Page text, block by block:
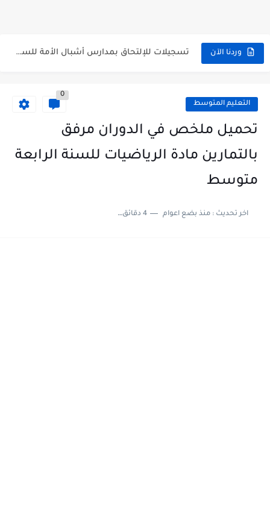
وردنا الآن سحب كشف نقاط شهادة التعليم المتوسط للناجحين 2026 bem.onec.dz releve
الآن سحب كشف نقاط شهادة التعليم المتوسط 2026 bem.onec.dz
استخراج الرقم السري لشهادة التعليم المتوسط 2026
التعليم المتوسط
0
تحميل ملخص في الدوران مرفق
بالتمارين مادة الرياضيات للسنة الرابعة
متوسط
اخر تحديث :منذ بضع اعوام 4 دقائق للقراءة